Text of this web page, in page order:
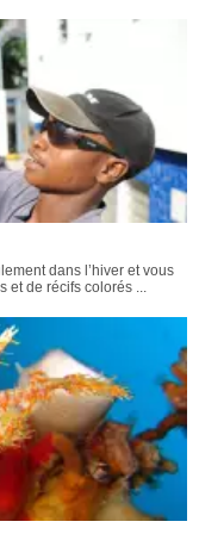
dans l’hiver et vous
et de récifs colorés ...